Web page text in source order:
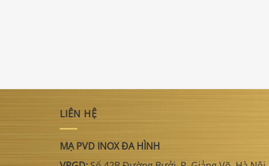
LIÊN HỆ
MẠ PVD INOX ĐA HÌNH